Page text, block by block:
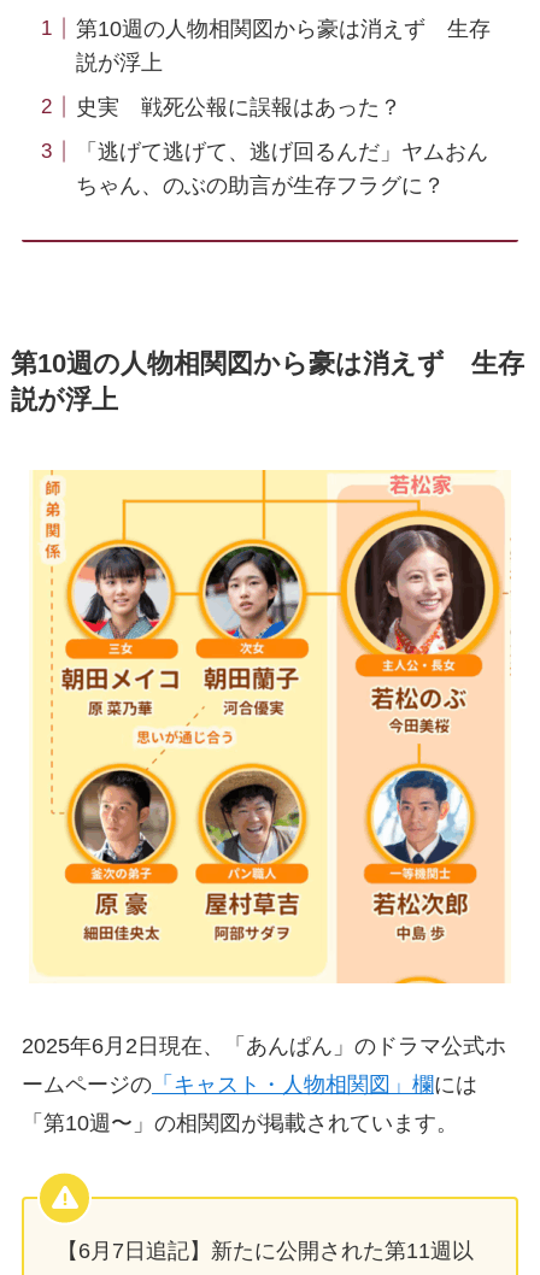
第10週の人物相関図から豪は消えず 生存
説が浮上
史実 戦死公報に誤報はあった？
「逃げて逃げて、逃げ回るんだ」ヤムおん
ちゃん、のぶの助言が生存フラグに？
第10週の人物相関図から豪は消えず 生存
説が浮上
2025年6月2日現在、「あんぱん」のドラマ公式ホ
ームページの「キャスト・人物相関図」欄には
「第10週〜」の相関図が掲載されています。
【6月7日追記】新たに公開された第11週以